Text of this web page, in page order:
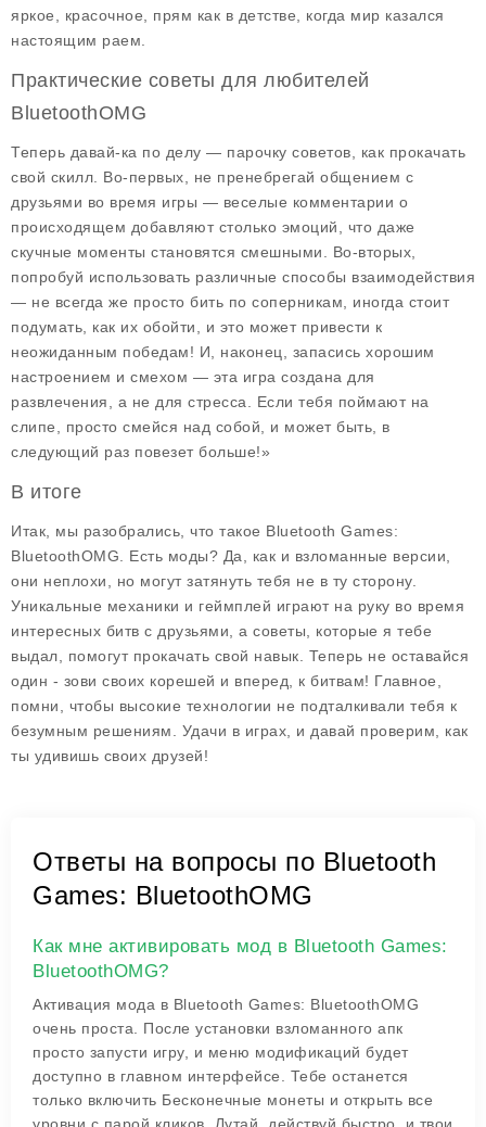
яркое, красочное, прям как в детстве, когда мир казался
настоящим раем.
Практические советы для любителей
BluetoothOMG
Теперь давай-ка по делу — парочку советов, как прокачать
свой скилл. Во-первых, не пренебрегай общением с
друзьями во время игры — веселые комментарии о
происходящем добавляют столько эмоций, что даже
скучные моменты становятся смешными. Во-вторых,
попробуй использовать различные способы взаимодействия
— не всегда же просто бить по соперникам, иногда стоит
подумать, как их обойти, и это может привести к
неожиданным победам! И, наконец, запасись хорошим
настроением и смехом — эта игра создана для
развлечения, а не для стресса. Если тебя поймают на
слипе, просто смейся над собой, и может быть, в
следующий раз повезет больше!»
В итоге
Итак, мы разобрались, что такое Bluetooth Games:
BluetoothOMG. Есть моды? Да, как и взломанные версии,
они неплохи, но могут затянуть тебя не в ту сторону.
Уникальные механики и геймплей играют на руку во время
интересных битв с друзьями, а советы, которые я тебе
выдал, помогут прокачать свой навык. Теперь не оставайся
один - зови своих корешей и вперед, к битвам! Главное,
помни, чтобы высокие технологии не подталкивали тебя к
безумным решениям. Удачи в играх, и давай проверим, как
ты удивишь своих друзей!
Ответы на вопросы по Bluetooth
Games: BluetoothOMG
Как мне активировать мод в Bluetooth Games:
BluetoothOMG?
Активация мода в Bluetooth Games: BluetoothOMG
очень проста. После установки взломанного апк
просто запусти игру, и меню модификаций будет
доступно в главном интерфейсе. Тебе останется
только включить Бесконечные монеты и открыть все